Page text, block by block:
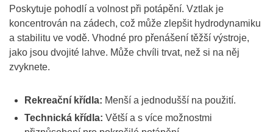
Poskytuje pohodlí a volnost při potápění. Vztlak je
koncentrován na zádech, což může zlepšit hydrodynamiku
a stabilitu ve vodě. Vhodné pro přenášení těžší výstroje,
jako jsou dvojité lahve. Může chvíli trvat, než si na něj
zvyknete.
Rekreační křídla: Menší a jednodušší na použití.
Technická křídla: Větší a s více možnostmi